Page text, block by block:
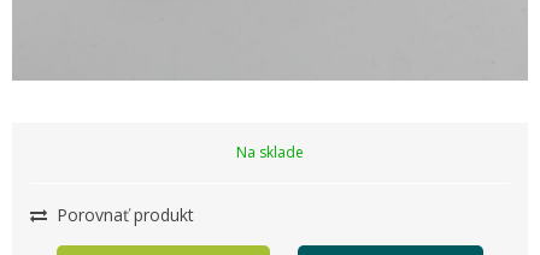
Na sklade
Porovnať produkt